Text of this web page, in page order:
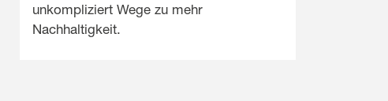
unkompliziert Wege zu mehr
Nachhaltigkeit.